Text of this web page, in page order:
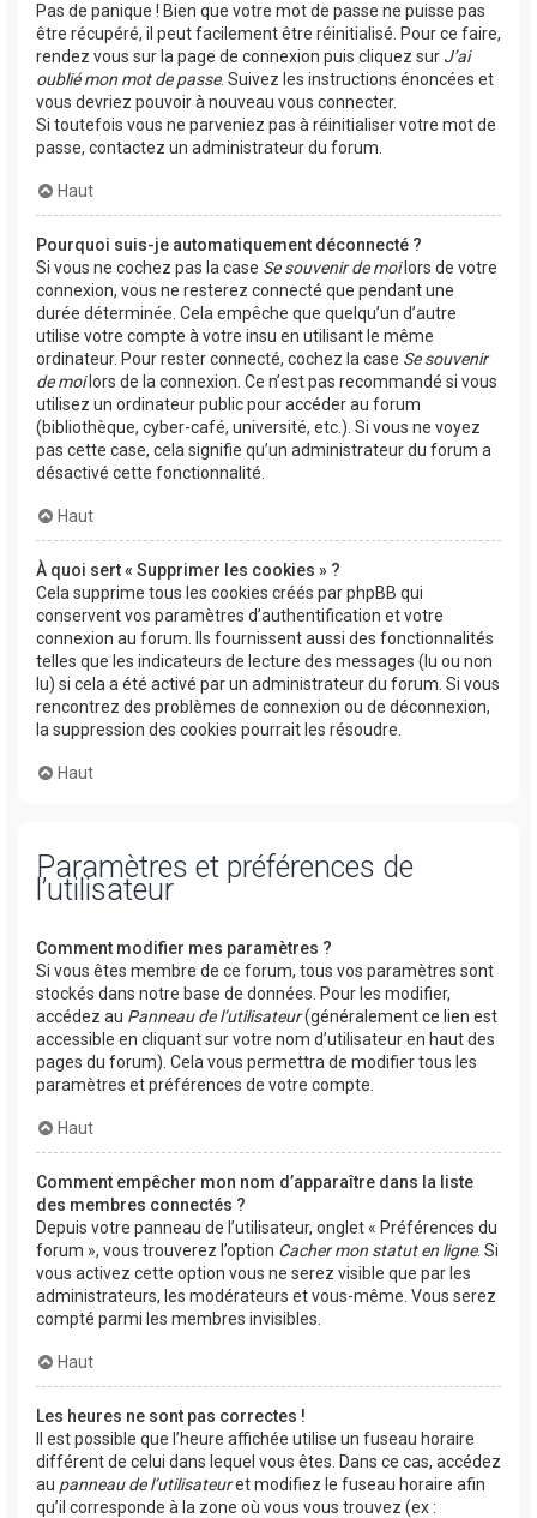
Pas de panique ! Bien que votre mot de passe ne puisse pas
être récupéré, il peut facilement être réinitialisé. Pour ce faire,
rendez vous sur la page de connexion puis cliquez sur J’ai
oublié mon mot de passe. Suivez les instructions énoncées et
vous devriez pouvoir à nouveau vous connecter.
Si toutefois vous ne parveniez pas à réinitialiser votre mot de
passe, contactez un administrateur du forum.
Haut
Pourquoi suis-je automatiquement déconnecté ?
Si vous ne cochez pas la case Se souvenir de moilors de votre
connexion, vous ne resterez connecté que pendant une
durée déterminée. Cela empêche que quelqu’un d’autre
utilise votre compte à votre insu en utilisant le même
ordinateur. Pour rester connecté, cochez la case Se souvenir
de moilors de la connexion. Ce n’est pas recommandé si vous
utilisez un ordinateur public pour accéder au forum
(bibliothèque, cyber-café, université, etc.). Si vous ne voyez
pas cette case, cela signifie qu’un administrateur du forum a
désactivé cette fonctionnalité.
Haut
À quoi sert « Supprimer les cookies » ?
Cela supprime tous les cookies créés par phpBB qui
conservent vos paramètres d’authentification et votre
connexion au forum. Ils fournissent aussi des fonctionnalités
telles que les indicateurs de lecture des messages (lu ou non
lu) si cela a été activé par un administrateur du forum. Si vous
rencontrez des problèmes de connexion ou de déconnexion,
la suppression des cookies pourrait les résoudre.
Haut
Paramètres et préférences de
l’utilisateur
Comment modifier mes paramètres ?
Si vous êtes membre de ce forum, tous vos paramètres sont
stockés dans notre base de données. Pour les modifier,
accédez au Panneau de l’utilisateur(généralement ce lien est
accessible en cliquant sur votre nom d’utilisateur en haut des
pages du forum). Cela vous permettra de modifier tous les
paramètres et préférences de votre compte.
Haut
Comment empêcher mon nom d’apparaître dans la liste
des membres connectés ?
Depuis votre panneau de l’utilisateur, onglet « Préférences du
forum », vous trouverez l’option Cacher mon statut en ligne. Si
vous activez cette option vous ne serez visible que par les
administrateurs, les modérateurs et vous-même. Vous serez
compté parmi les membres invisibles.
Haut
Les heures ne sont pas correctes !
Il est possible que l’heure affichée utilise un fuseau horaire
différent de celui dans lequel vous êtes. Dans ce cas, accédez
au panneau de l’utilisateuret modifiez le fuseau horaire afin
qu’il corresponde à la zone où vous vous trouvez (ex :